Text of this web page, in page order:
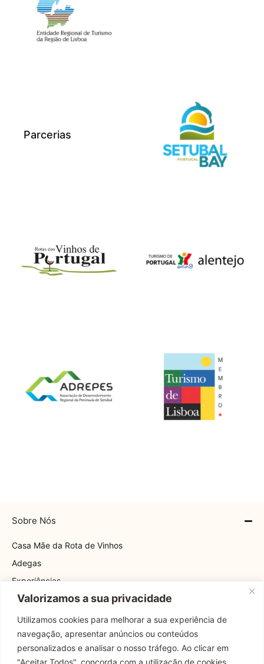
Valorizamos a sua privacidade
Utilizamos cookies para melhorar a sua experiência de
navegação, apresentar anúncios ou conteúdos
personalizados e analisar o nosso tráfego. Ao clicar em
"Aceitar Todos", concorda com a utilização de cookies.
Parcerias
Sobre Nós
Casa Mãe da Rota de Vinhos
Adegas
Experiências
Explore
Rota
Contactos